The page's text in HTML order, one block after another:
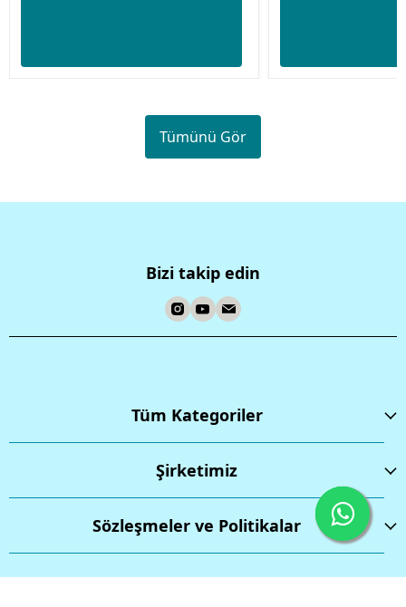
Tümünü Gör
Bizi takip edin
Tüm Kategoriler
Şirketimiz
Sözleşmeler ve Politikalar